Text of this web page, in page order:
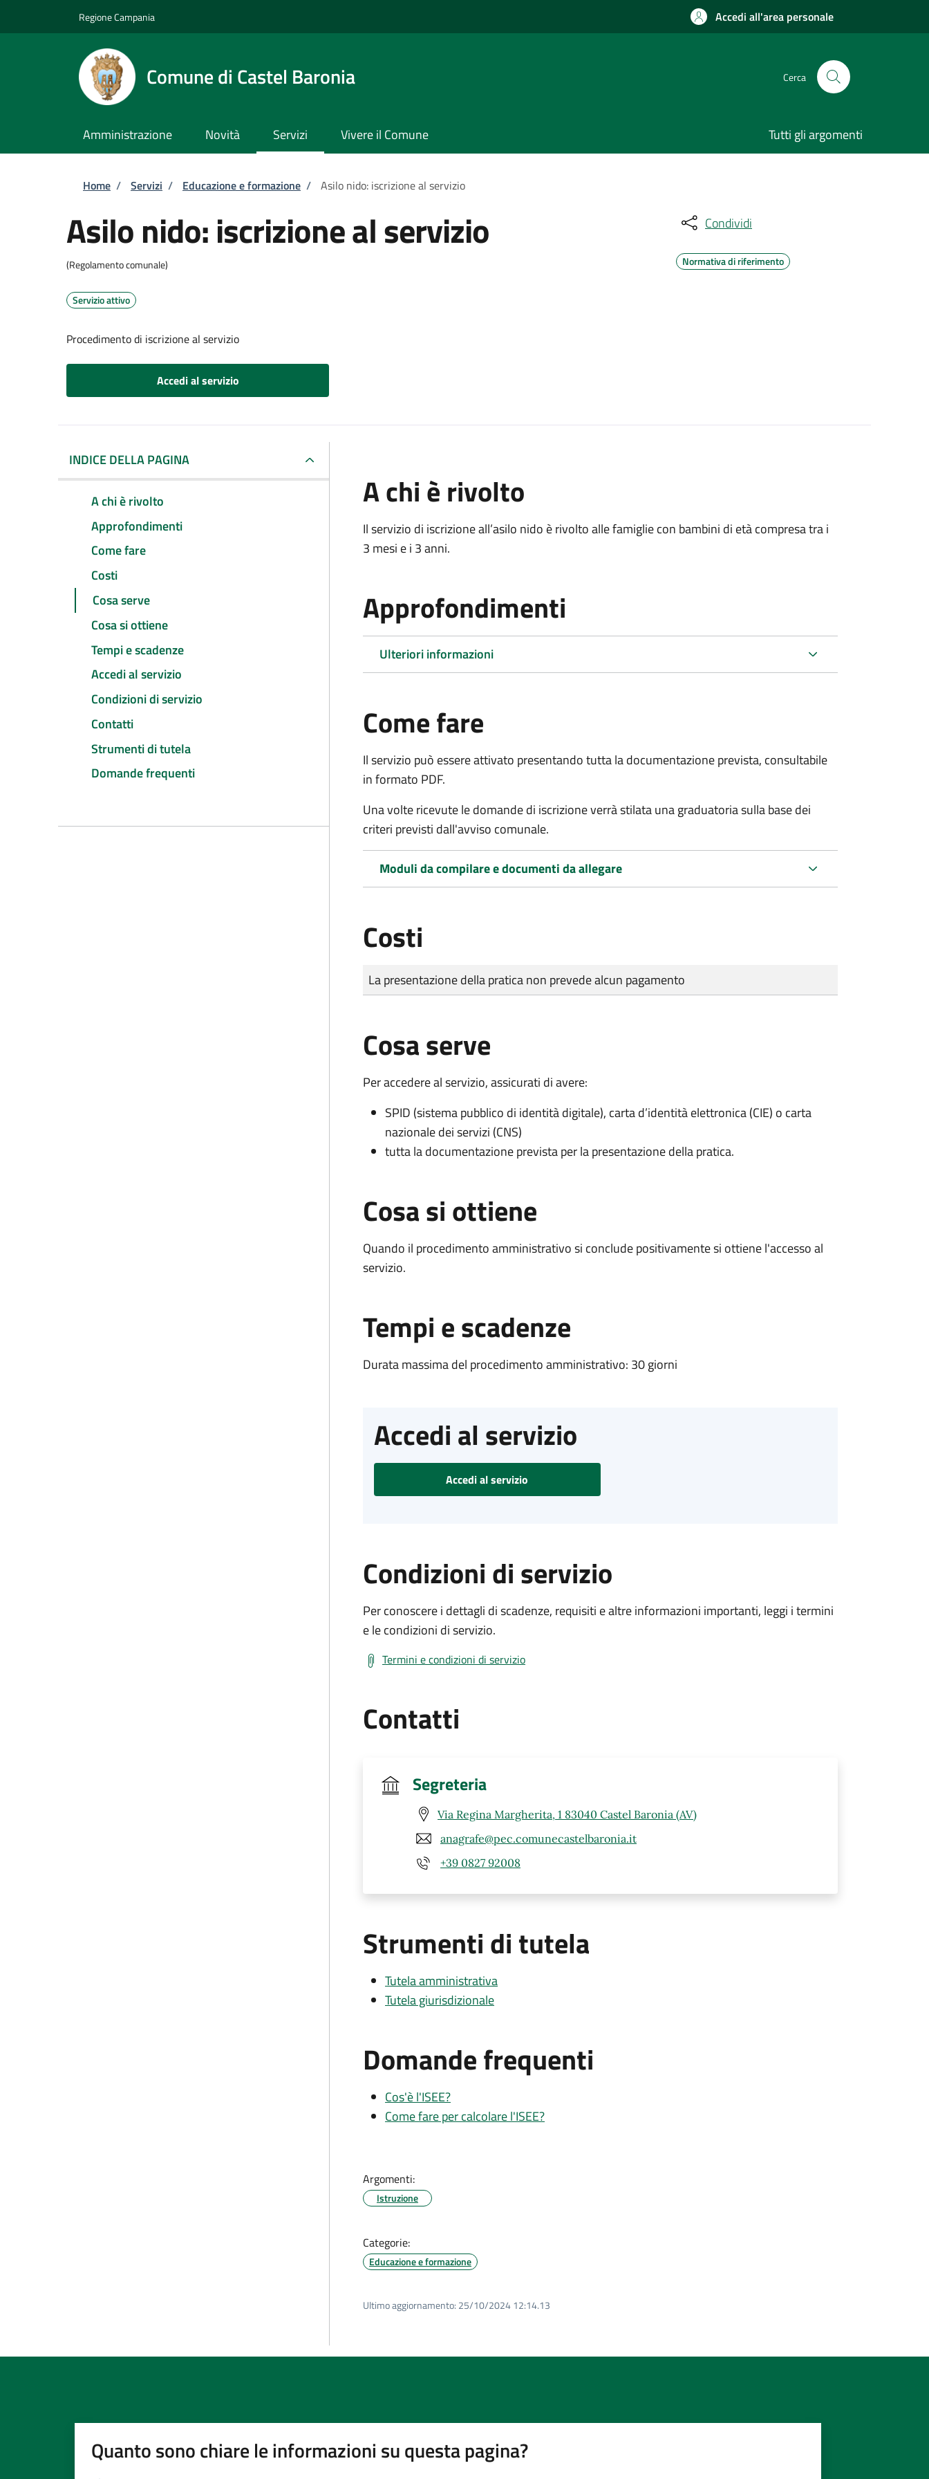
Regione Campania Accedi all'area personale
Comune di Castel Baronia Cerca
Amministrazione Novità Servizi Vivere il Comune Tutti gli argomenti
Briciole di pane
Home / Servizi / Educazione e formazione / Asilo nido: iscrizione al servizio
Asilo nido: iscrizione al servizio
(Regolamento comunale)
Servizio attivo
Procedimento di iscrizione al servizio
Accedi al servizio
Condividi
Normativa di riferimento
INDICE DELLA PAGINA
A chi è rivolto
Approfondimenti
Come fare
Costi
Cosa serve
Cosa si ottiene
Tempi e scadenze
Accedi al servizio
Condizioni di servizio
Contatti
Strumenti di tutela
Domande frequenti
A chi è rivolto
Il servizio di iscrizione all’asilo nido è rivolto alle famiglie con bambini di età compresa tra i
3 mesi e i 3 anni.
Approfondimenti
Ulteriori informazioni
Come fare
Il servizio può essere attivato presentando tutta la documentazione prevista, consultabile
in formato PDF.
Una volte ricevute le domande di iscrizione verrà stilata una graduatoria sulla base dei
criteri previsti dall'avviso comunale.
Moduli da compilare e documenti da allegare
Costi
Tipo di pagamento
Importo
La presentazione della pratica non prevede alcun pagamento
Cosa serve
Per accedere al servizio, assicurati di avere:
SPID (sistema pubblico di identità digitale), carta d’identità elettronica (CIE) o carta
nazionale dei servizi (CNS)
tutta la documentazione prevista per la presentazione della pratica.
Cosa si ottiene
Quando il procedimento amministrativo si conclude positivamente si ottiene l'accesso al
servizio.
Tempi e scadenze
Durata massima del procedimento amministrativo: 30 giorni
Accedi al servizio
Accedi al servizio
Condizioni di servizio
Per conoscere i dettagli di scadenze, requisiti e altre informazioni importanti, leggi i termini
e le condizioni di servizio.
Termini e condizioni di servizio
Contatti
Segreteria
Via Regina Margherita, 1 83040 Castel Baronia (AV)
anagrafe@pec.comunecastelbaronia.it
+39 0827 92008
Strumenti di tutela
Tutela amministrativa
Tutela giurisdizionale
Domande frequenti
Cos'è l'ISEE?
Come fare per calcolare l'ISEE?
Argomenti:
Istruzione
Categorie:
Educazione e formazione
Ultimo aggiornamento: 25/10/2024 12:14.13
Quanto sono chiare le informazioni su questa pagina?